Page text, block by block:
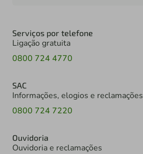
Serviços por telefone
Ligação gratuita
0800 724 4770
SAC
Informações, elogios e reclamações
0800 724 7220
Ouvidoria
Ouvidoria e reclamações